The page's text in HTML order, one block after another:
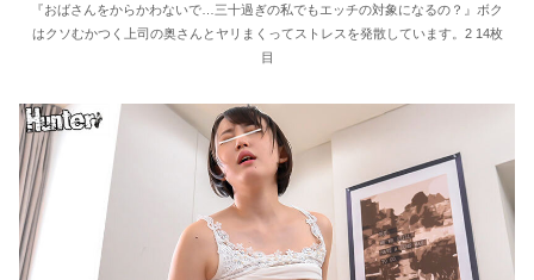
『おばさんをからかわないで…三十過ぎの私でもエッチの対象になるの？』ボク
はクソむかつく上司の奥さんとヤリまくってストレスを発散しています。2 14枚
目